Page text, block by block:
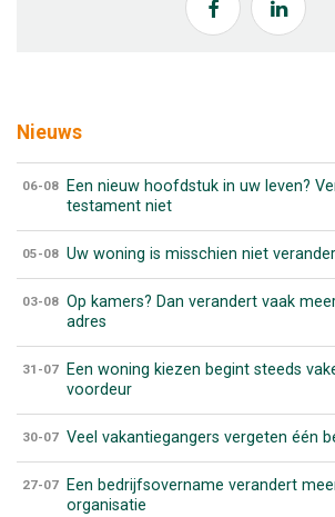
Nieuws
06-08
Een nieuw hoofdstuk in uw leven?
testament niet
05-08 Uw woning is misschien niet
03-08 Op kamers? Dan verandert vaak
adres
31-07
Een woning kiezen begint steeds
voordeur
30-07 Veel vakantiegangers vergeten één
27-07
Een bedrijfsovername verandert
organisatie